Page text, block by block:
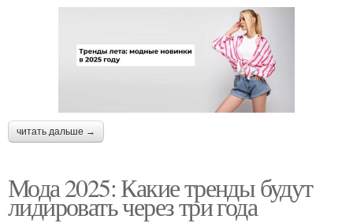
читать дальше →
Мода 2025: Какие тренды будут
лидировать через три года